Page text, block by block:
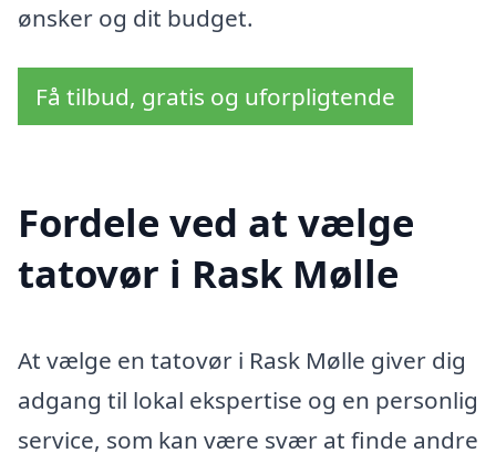
ønsker og dit budget.
Få tilbud, gratis og uforpligtende
Fordele ved at vælge
tatovør i Rask Mølle
At vælge en tatovør i Rask Mølle giver dig
adgang til lokal ekspertise og en personlig
service, som kan være svær at finde andre